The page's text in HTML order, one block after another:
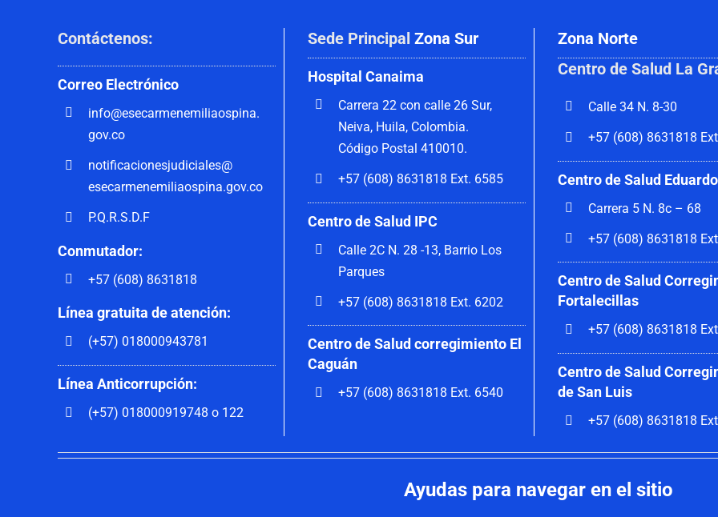
Contáctenos:
Correo Electrónico
info@esecarmenemiliaospina.
gov.co
notificacionesjudiciales@
esecarmenemiliaospina.gov.co
P.Q.R.S.D.F
Conmutador:
+57 (608) 8631818
Línea gratuita de atención:
(+57) 018000943781
Línea Anticorrupción:
(+57) 018000919748 o 122
Sede Principal Zona Sur
Hospital Canaima
Carrera 22 con calle 26 Sur,
Neiva, Huila, Colombia.
Código Postal 410010.
+57 (608) 8631818 Ext. 6585
Centro de Salud IPC
Calle 2C N. 28 -13, Barrio Los
Parques
+57 (608) 8631818 Ext. 6202
Centro de Salud corregimiento El
Caguán
+57 (608) 8631818 Ext. 6540
Zona Norte
Centro de Salud La
Calle 34 N. 8-30
+57 (608) 8631818
Centro de Salud
Carrera 5 N. 8c – 68
+57 (608) 8631818
Centro de Salud
Fortalecillas
+57 (608) 8631818
Centro de Salud
de San Luis
+57 (608) 8631818
Ayudas para navegar en el sitio